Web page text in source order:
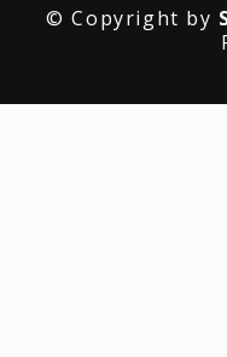
© Copyright by